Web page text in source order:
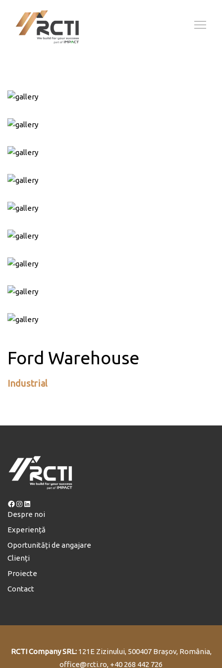
Ford Warehouse
Industrial
Facebook Instagram LinkedIn
Despre noi
Experiență
Oportunități de angajare
Clienți
Proiecte
Contact
RCTI Company SRL:121E Zizinului, 500407 Brașov, România,
office@rcti.ro, +40 268 442 726